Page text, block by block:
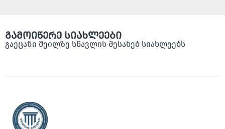
გამოიწერე სიახლეები
გაეცანი მეილზე სწავლის შესახებ სიახლეებს